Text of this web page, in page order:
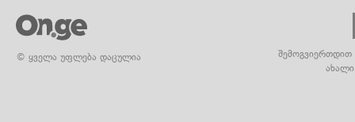
© ყველა უფლება დაცულია
შემოგვიერთდით
ახალი